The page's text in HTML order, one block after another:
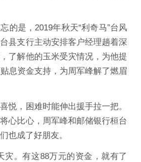
的是，2019年秋天“利奇马”台风
县支行主动安排客户经理趟着深
了解他的玉米受灾情况，为他提
息资金支持，为周军峰解了燃眉
悦，困难时能伸出援手拉一把。
心比心，周军峰和邮储银行桓台
也成了好朋友。
灾。有这88万元的资金，就有了